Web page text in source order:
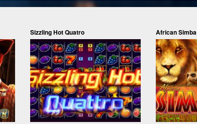
Sizzling Hot Quatro African Simba